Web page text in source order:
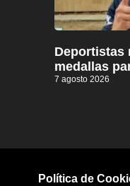
Deportistas
medallas
7 agosto 2026
Política de